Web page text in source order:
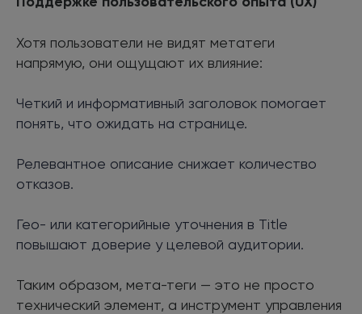
Хотя пользователи не видят метатеги
напрямую, они ощущают их влияние:
Четкий и информативный заголовок помогает
понять, что ожидать на странице.
Релевантное описание снижает количество
отказов.
Гео- или категорийные уточнения в Title
повышают доверие у целевой аудитории.
Таким образом, мета-теги — это не просто
технический элемент, а инструмент управления